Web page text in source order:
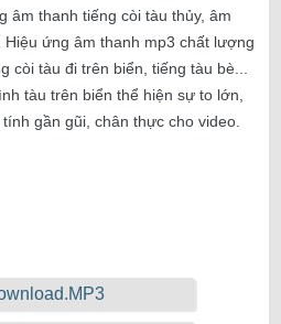
âm thanh tiếng còi tàu thủy, âm
ứng âm thanh mp3 chất lượng
còi tàu đi trên biển, tiếng tàu bè...
tàu trên biển thể hiện sự to lớn,
gần gũi, chân thực cho video.